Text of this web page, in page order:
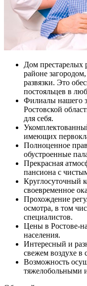
Дом престарелых
районе
развязки. Это
постояльцев в
Филиалы нашего
Ростовской
для себя.
имеющих
Полноценное
обустроенные
Прекрасная
пансиона с
Круглосуточный
своевременное
Прохождение
осмотра, в том
специалистов.
Цены в Ростове-
населения.
Интересный и
свежем воздухе в
Возможность
тяжелобольными